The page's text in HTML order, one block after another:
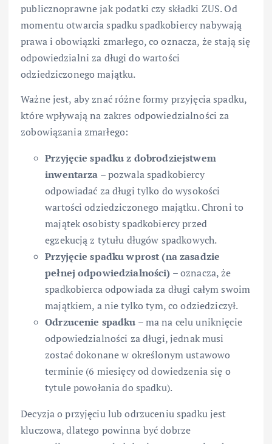
publicznoprawne jak podatki czy składki ZUS. Od
momentu otwarcia spadku spadkobiercy nabywają
prawa i obowiązki zmarłego, co oznacza, że stają się
odpowiedzialni za długi do wartości
odziedziczonego majątku.
Ważne jest, aby znać różne formy przyjęcia spadku,
które wpływają na zakres odpowiedzialności za
zobowiązania zmarłego:
Przyjęcie spadku z dobrodziejstwem
inwentarza – pozwala spadkobiercy
odpowiadać za długi tylko do wysokości
wartości odziedziczonego majątku. Chroni to
majątek osobisty spadkobiercy przed
egzekucją z tytułu długów spadkowych.
Przyjęcie spadku wprost (na zasadzie
pełnej odpowiedzialności) – oznacza, że
spadkobierca odpowiada za długi całym swoim
majątkiem, a nie tylko tym, co odziedziczył.
Odrzucenie spadku – ma na celu uniknięcie
odpowiedzialności za długi, jednak musi
zostać dokonane w określonym ustawowo
terminie (6 miesięcy od dowiedzenia się o
tytule powołania do spadku).
Decyzja o przyjęciu lub odrzuceniu spadku jest
kluczowa, dlatego powinna być dobrze